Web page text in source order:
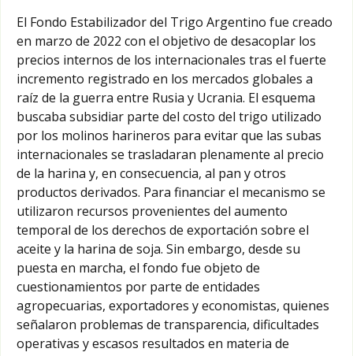
El Fondo Estabilizador del Trigo Argentino fue creado
en marzo de 2022 con el objetivo de desacoplar los
precios internos de los internacionales tras el fuerte
incremento registrado en los mercados globales a
raíz de la guerra entre Rusia y Ucrania. El esquema
buscaba subsidiar parte del costo del trigo utilizado
por los molinos harineros para evitar que las subas
internacionales se trasladaran plenamente al precio
de la harina y, en consecuencia, al pan y otros
productos derivados. Para financiar el mecanismo se
utilizaron recursos provenientes del aumento
temporal de los derechos de exportación sobre el
aceite y la harina de soja. Sin embargo, desde su
puesta en marcha, el fondo fue objeto de
cuestionamientos por parte de entidades
agropecuarias, exportadores y economistas, quienes
señalaron problemas de transparencia, dificultades
operativas y escasos resultados en materia de